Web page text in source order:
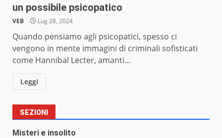
un possibile psicopatico
VEB Lug 28, 2024
Quando pensiamo agli psicopatici, spesso ci
vengono in mente immagini di criminali sofisticati
come Hannibal Lecter, amanti...
Leggi
SEZIONI
Misteri e insolito